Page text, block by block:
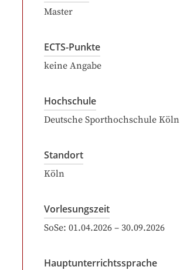
Master
ECTS-Punkte
keine Angabe
Hochschule
Deutsche Sporthochschule Köln
Standort
Köln
Vorlesungszeit
SoSe: 01.04.2026 – 30.09.2026
Hauptunterrichtssprache